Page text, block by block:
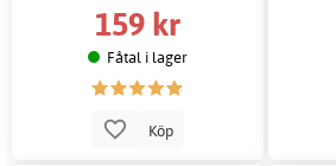
159 kr
Fåtal i lager
Köp